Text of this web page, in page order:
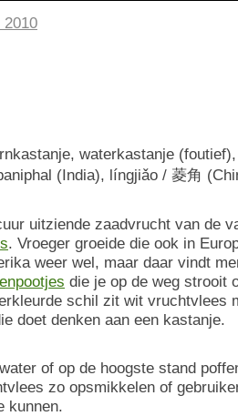
2010
waterkastanje
(India), língjiǎo / 菱角
uitziende zaadvrucht van de
. Vroeger groeide die ook in
weer wel, maar daar vindt
die je op de weg strooit
schil zit wit vruchtvlees
doet denken aan een kastanje.
of op de hoogste stand
zo opsmikkelen of
kunnen.